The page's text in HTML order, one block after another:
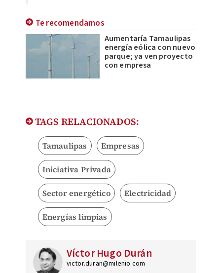
Te recomendamos
Aumentaría Tamaulipas
energía eólica con nuevo
parque; ya ven proyecto
con empresa
TAGS RELACIONADOS:
Tamaulipas Empresas
Iniciativa Privada
Sector energético Electricidad
Energías limpias
Víctor Hugo Durán
victor.duran@milenio.com